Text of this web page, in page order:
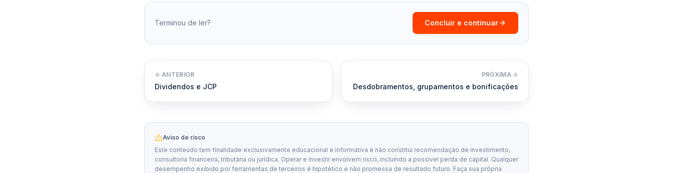
Terminou de ler? Concluir e continuar
ANTERIOR
Dividendos e JCP
PRÓXIMA
Desdobramentos, grupamentos e bonificações
Aviso de risco
Este conteúdo tem finalidade exclusivamente educacional e informativa e não constitui recomendação de investimento,
consultoria financeira, tributária ou jurídica. Operar e investir envolvem risco, incluindo a possível perda de capital. Qualquer
desempenho exibido por ferramentas de terceiros é hipotético e não promessa de resultado futuro. Faça sua própria